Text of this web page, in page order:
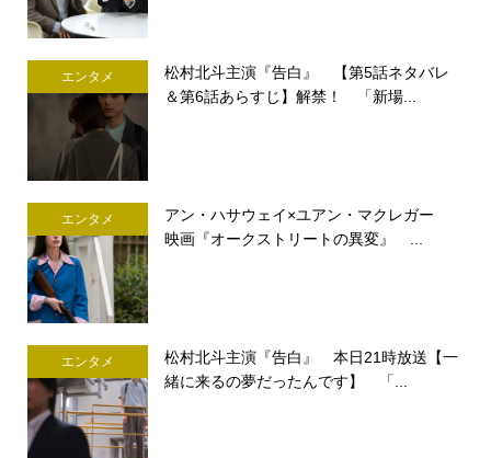
エンタメ
松村北斗主演『告白』 【第5話ネタバレ
＆第6話あらすじ】解禁！ 「新場...
エンタメ
アン・ハサウェイ×ユアン・マクレガー
映画『オークストリートの異変』 ...
エンタメ
松村北斗主演『告白』 本日21時放送【一
緒に来るの夢だったんです】 「...